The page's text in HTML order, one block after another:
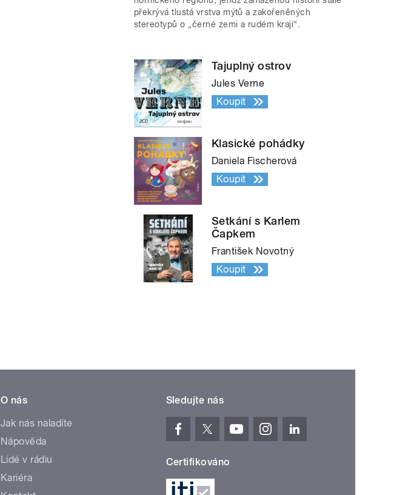
překrývá tlustá vrstva mýtů a zakořeněných
stereotypů o „černé zemi a rudém kraji“.
Tajuplný ostrov
Jules Verne
Koupit
Klasické pohádky
Daniela Fischerová
Koupit
Setkání s Karlem
Čapkem
František Novotný
Koupit
O nás
Jak nás naladíte
Nápověda
Lidé v rádiu
Kariéra
Sledujte nás
Certifikováno